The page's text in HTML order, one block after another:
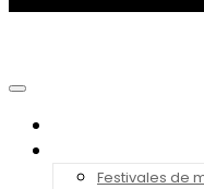
Festivales de